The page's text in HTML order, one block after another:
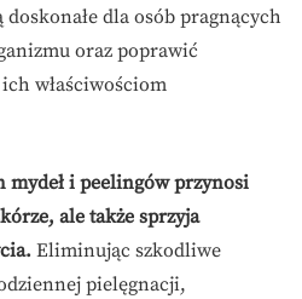
doskonałe dla osób pragnących
oraz poprawić
właściwościom
i peelingów przynosi
ale także sprzyja
Eliminując szkodliwe
pielęgnacji,